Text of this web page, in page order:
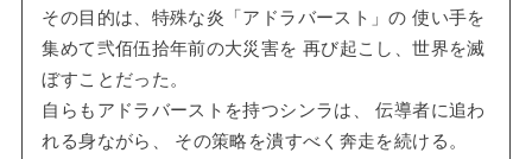
その目的は、特殊な炎「アドラバースト」の 使い手を
集めて弐佰伍拾年前の大災害を 再び起こし、世界を滅
ぼすことだった。
自らもアドラバーストを持つシンラは、 伝導者に追わ
れる身ながら、 その策略を潰すべく奔走を続ける。